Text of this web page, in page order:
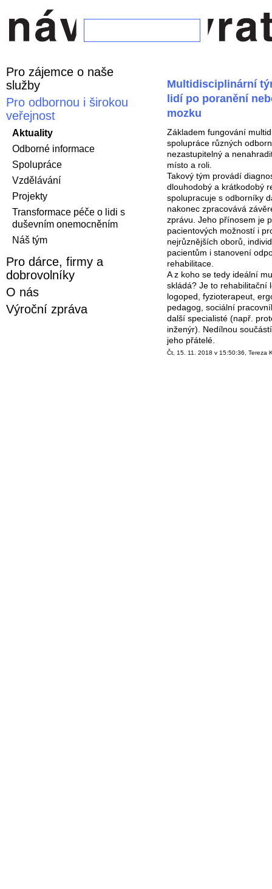
Pro zájemce o naše
služby
Pro odbornou i širokou
veřejnost
Aktuality
Odborné informace
Spolupráce
Vzdělávání
Projekty
Transformace péče o lidi s
duševním onemocněním
Náš tým
Pro dárce, firmy a
dobrovolníky
O nás
Výroční zpráva
Multidisciplinární
lidí po poranění
mozku
Základem fungování
spolupráce různých
nezastupitelný a
místo a roli.
Takový tým provádí
dlouhodobý a krátkodobý
spolupracuje s odborníky
nakonec zpracovává
zprávu. Jeho přínosem je
pacientových možností i
nejrůznějších oborů,
pacientům i stanovení
rehabilitace.
A z koho se tedy ideální
skládá? Je to rehabilitační
logoped, fyzioterapeut,
pedagog, sociální
další specialisté (např.
inženýr). Nedílnou
jeho přátelé.
Čt, 15. 11. 2018 v 15:50:36, Tereza